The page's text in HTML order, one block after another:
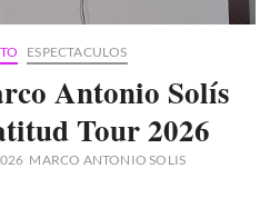
ESPECTACULOS
Antonio Solís
Tour 2026
MARCO ANTONIO SOLIS